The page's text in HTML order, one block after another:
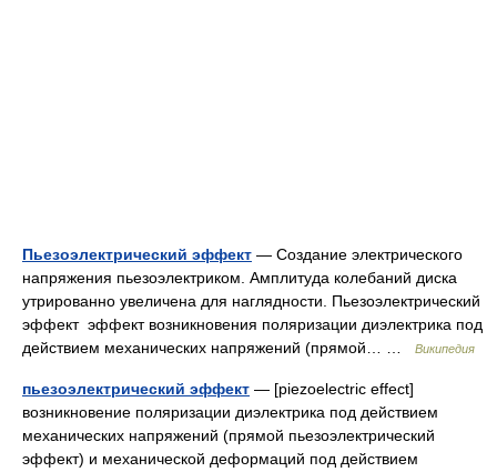
Пьезоэлектрический эффект — Создание электрического
напряжения пьезоэлектриком. Амплитуда колебаний диска
утрированно увеличена для наглядности. Пьезоэлектрический
эффект эффект возникновения поляризации диэлектрика под
действием механических напряжений (прямой… …
Википедия
пьезоэлектрический эффект — [piezoelectric effect]
возникновение поляризации диэлектрика под действием
механических напряжений (прямой пьезоэлектрический
эффект) и механической деформаций под действием